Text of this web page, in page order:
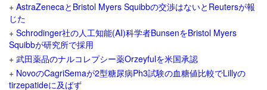
+ AstraZenecaとBristol Myers Squibbの交渉はないとReutersが報
じた
+ Schrodinger社の人工知能(AI)科学者BunsenをBristol Myers
Squibbが研究所で採用
+ 武田薬品のナルコレプシー薬Orzeyfulを米国承認
+ NovoのCagriSemaが2型糖尿病Ph3試験の血糖値比較でLillyの
tirzepatideに及ばず